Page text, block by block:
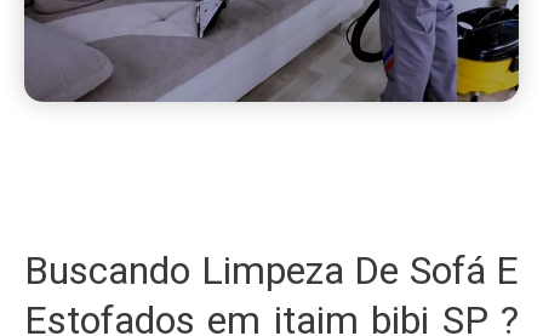
Buscando Limpeza De Sofá E
Estofados em itaim bibi SP ?